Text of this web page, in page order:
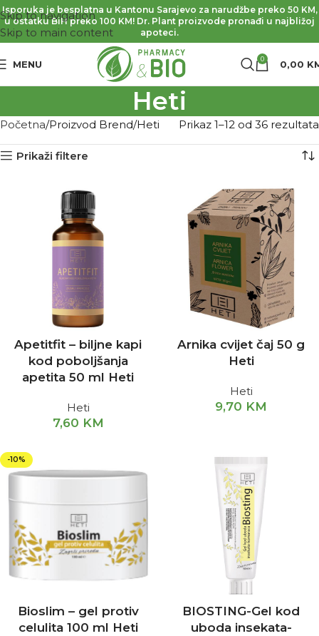
Skip to navigation
Skip to main content
Isporuka je besplatna u Kantonu Sarajevo za narudžbe preko 50 KM,
u ostatku BiH preko 100 KM! Dr. Plant proizvode pronađi u najbližoj
apoteci.
MENU 0 0,00
Heti
Početna Proizvod Brend Heti Prikaz 1–12 od 36 rezultata
Prikaži filtere
Apetitfit – biljne kapi
kod poboljšanja
apetita 50 ml Heti
Heti
7,60 KM
Arnika cvijet čaj 50 g
Heti
Heti
9,70 KM
-10%
Bioslim – gel protiv
celulita 100 ml Heti
BIOSTING-Gel kod
uboda insekata-